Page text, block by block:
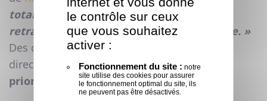
totalement satisfait de la prestation et
retravaillerait avec vous l’année prochaine. »
Des compliments que l’on aime recevoir en
direct.
Satisfaire nos clients est notre
priorité !
le contrôle sur ceux
que vous souhaitez
activer :
Fonctionnement du site : notre
site utilise des cookies pour assurer
le fonctionnement optimal du site, ils
ne peuvent pas être désactivés.